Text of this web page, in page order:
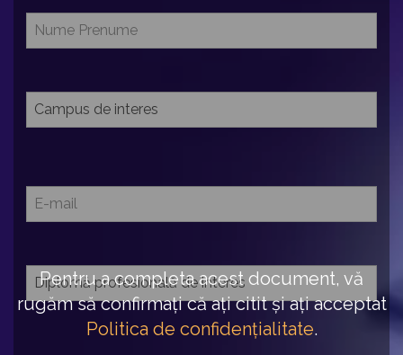
Pentru a completa acest document, vă
rugăm să confirmați că ați citit și ați acceptat
Politica de confidențialitate.